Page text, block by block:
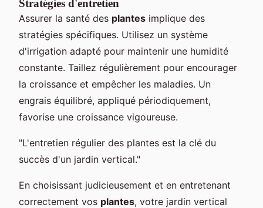
Stratégies d'entretien
Assurer la santé des plantes implique des
stratégies spécifiques. Utilisez un système
d'irrigation adapté pour maintenir une humidité
constante. Taillez régulièrement pour encourager
la croissance et empêcher les maladies. Un
engrais équilibré, appliqué périodiquement,
favorise une croissance vigoureuse.
"L'entretien régulier des plantes est la clé du
succès d'un jardin vertical."
En choisissant judicieusement et en entretenant
correctement vos plantes, votre jardin vertical